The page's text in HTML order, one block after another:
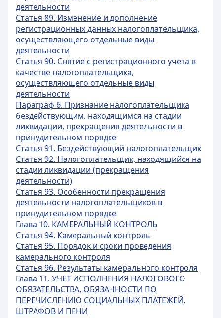
деятельности
Статья 89. Изменение и дополнение
регистрационных данных налогоплательщика,
осуществляющего отдельные виды
деятельности
Статья 90. Снятие с регистрационного учета в
качестве налогоплательщика,
осуществляющего отдельные виды
деятельности
Параграф 6. Признание налогоплательщика
бездействующим, находящимся на стадии
ликвидации, прекращения деятельности в
принудительном порядке
Статья 91. Бездействующий налогоплательщик
Статья 92. Налогоплательщик, находящийся на
стадии ликвидации (прекращения
деятельности)
Статья 93. Особенности прекращения
деятельности налогоплательщиков в
принудительном порядке
Глава 10. КАМЕРАЛЬНЫЙ КОНТРОЛЬ
Статья 94. Камеральный контроль
Статья 95. Порядок и сроки проведения
камерального контроля
Статья 96. Результаты камерального контроля
Глава 11. УЧЕТ ИСПОЛНЕНИЯ НАЛОГОВОГО
ОБЯЗАТЕЛЬСТВА, ОБЯЗАННОСТИ ПО
ПЕРЕЧИСЛЕНИЮ СОЦИАЛЬНЫХ ПЛАТЕЖЕЙ,
ШТРАФОВ И ПЕНИ